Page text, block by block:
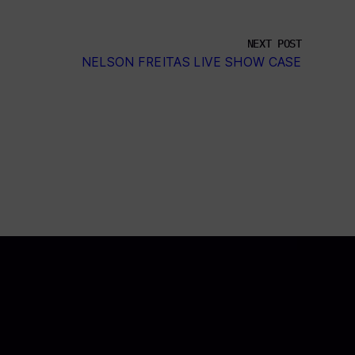
NEXT POST
NELSON FREITAS LIVE SHOW CASE